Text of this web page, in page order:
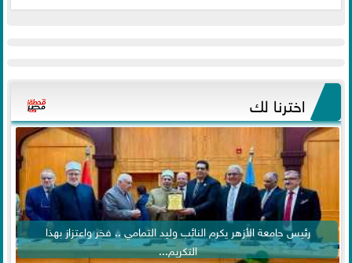
اخترنا لك
رئيس جامعة الأزهر يكرم النائب وليد التمامي .. فخر واعتزاز بهذا
التكريم...